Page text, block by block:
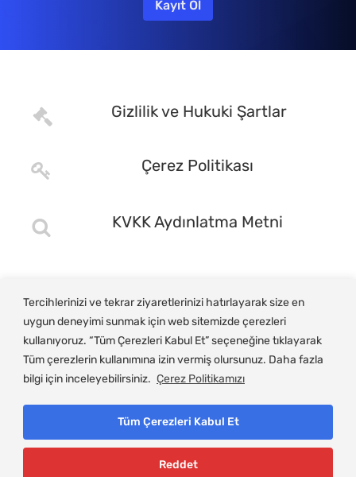
Tercihlerinizi ve tekrar ziyaretlerinizi hatırlayarak size en
uygun deneyimi sunmak için web sitemizde çerezleri
kullanıyoruz. “Tüm Çerezleri Kabul Et” seçeneğine tıklayarak
Tüm çerezlerin kullanımına izin vermiş olursunuz. Daha fazla
bilgi için inceleyebilirsiniz. Çerez Politikamızı
Reddet
Tüm Çerezleri Kabul Et
Gizlilik ve Hukuki Şartlar
Çerez Politikası
KVKK Aydınlatma Metni